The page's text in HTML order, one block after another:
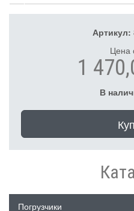
Артикул:
Цена
1
В
Погрузчики